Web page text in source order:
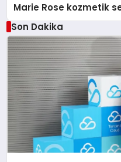
Marie Rose kozmetik
Son Dakika